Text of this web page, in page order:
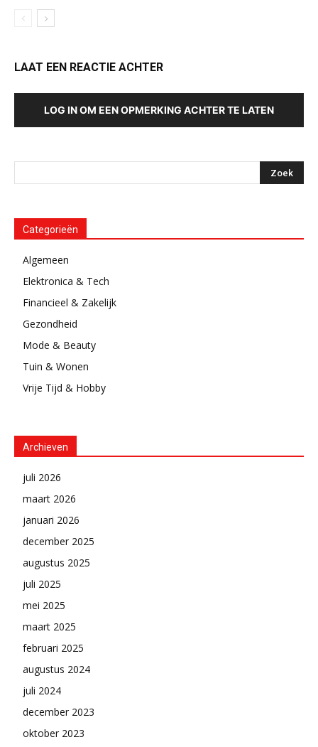
LAAT EEN REACTIE ACHTER
LOG IN OM EEN OPMERKING ACHTER TE LATEN
Categorieën
Algemeen
Elektronica & Tech
Financieel & Zakelijk
Gezondheid
Mode & Beauty
Tuin & Wonen
Vrije Tijd & Hobby
Archieven
juli 2026
maart 2026
januari 2026
december 2025
augustus 2025
juli 2025
mei 2025
maart 2025
februari 2025
augustus 2024
juli 2024
december 2023
oktober 2023